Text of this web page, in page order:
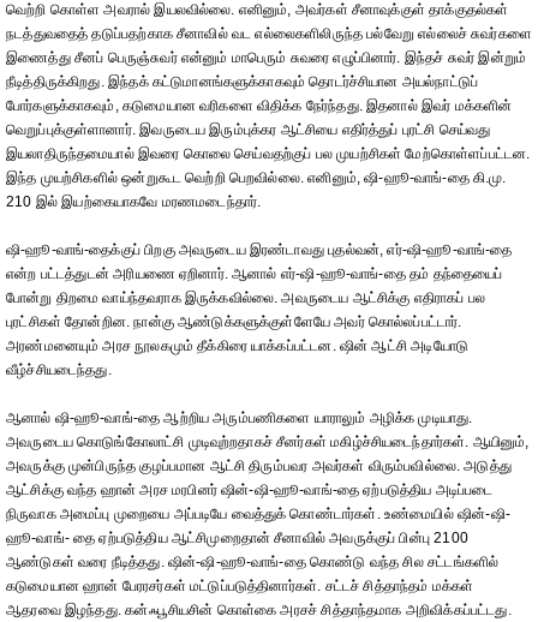
வெற்றி கொள்ள அவரால் இயலவில்லை. எனினும், அவர்கள் சீனாவுக்குள் தாக்குதல்கள்
நடத்துவதைத் தடுப்பதற்காக சீனாவில் வட எல்லைகளிலிருந்த பல்வேறு எல்லைச் சுவர்களை
இணைத்து சீனப் பெருஞ்சுவர் என்னும் மாபெரும் சுவரை எழுப்பினார். இந்தச் சுவர் இன்றும்
நீடித்திருக்கிறது. இந்தக் கட்டுமானங்களுக்காகவும் தொடர்ச்சியான அயல்நாட்டுப்
போர்களுக்காகவும், கடுமையான வரிகளை விதிக்க நேர்ந்தது. இதனால் இவர் மக்களின்
வெறுப்புக்குள்ளானார். இவருடைய இரும்புக்கர ஆட்சியை எதிர்த்துப் புரட்சி செய்வது
இயலாதிருந்தமையால் இவரை கொலை செய்வதற்குப் பல முயற்சிகள் மேற்கொள்ளப்பட்டன.
இந்த முயற்சிகளில் ஒன்றுகூட வெற்றி பெறவில்லை. எனினும், ஷி-ஹூ-வாங்-தை கி.மு.
210 இல் இயற்கையாகவே மரணமடைந்தார்.
ஷி-ஹூ-வாங்-தைக்குப் பிறகு அவருடைய இரண்டாவது புதல்வன், எர்-ஷி-ஹூ-வாங்-தை
என்ற பட்டத்துடன் அரியணை ஏறினார். ஆனால் எர்-ஷி-ஹூ-வாங்-தை தம் தந்தையைப்
போன்று திறமை வாய்ந்தவராக இருக்கவில்லை. அவருடைய ஆட்சிக்கு எதிராகப் பல
புரட்சிகள் தோன்றின. நான்கு ஆண்டுக்களுக்குள்ளேயே அவர் கொல்லப்பட்டார்.
அரண்மனையும் அரச நூலகமும் தீக்கிரை யாக்கப்பட்டன. ஷின் ஆட்சி அடியோடு
வீழ்ச்சியடைந்தது.
ஆனால் ஷி-ஹூ-வாங்-தை ஆற்றிய அரும்பணிகளை யாராலும் அழிக்க முடியாது.
அவருடைய கொடுங்கோலாட்சி முடிவுற்றதாகச் சீனர்கள் மகிழ்ச்சியடைந்தார்கள். ஆயினும்,
அவருக்கு முன்பிருந்த குழப்பமான ஆட்சி திரும்பவர அவர்கள் விரும்பவில்லை. அடுத்து
ஆட்சிக்கு வந்த ஹான் அரச மரபினர் ஷின்-ஷி-ஹூ-வாங்-தை ஏற்படுத்திய அடிப்படை
நிருவாக அமைப்பு முறையை அப்படியே வைத்துக் கொண்டார்கள். உண்மையில் ஷின்-ஷி-
ஹூ-வாங்- தை ஏற்படுத்திய ஆட்சிமுறைதான் சீனாவில் அவருக்குப் பின்பு 2100
ஆண்டுகள் வரை நீடித்தது. ஷின்-ஷி-ஹூ-வாங்-தை கொண்டு வந்த சில சட்டங்களில்
கடுமையான ஹான் பேரரசர்கள் மட்டுப்படுத்தினார்கள். சட்டச் சித்தாந்தம் மக்கள்
ஆதரவை இழந்தது. கன்ஃபூசியசின் கொள்கை அரசச் சித்தாந்தமாக அறிவிக்கப்பட்டது.